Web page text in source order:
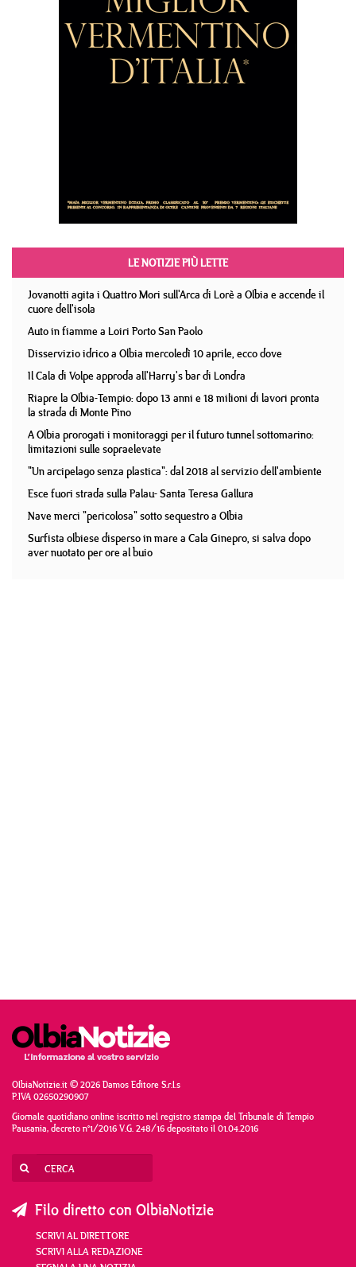
LE NOTIZIE PIÙ LETTE
Jovanotti agita i Quattro Mori sull'Arca di Lorè a Olbia e accende il
cuore dell'isola
Auto in fiamme a Loiri Porto San Paolo
Disservizio idrico a Olbia mercoledì 10 aprile, ecco dove
Il Cala di Volpe approda all'Harry's bar di Londra
Riapre la Olbia-Tempio: dopo 13 anni e 18 milioni di lavori pronta
la strada di Monte Pino
A Olbia prorogati i monitoraggi per il futuro tunnel sottomarino:
limitazioni sulle sopraelevate
"Un arcipelago senza plastica": dal 2018 al servizio dell'ambiente
Esce fuori strada sulla Palau- Santa Teresa Gallura
Nave merci "pericolosa" sotto sequestro a Olbia
Surfista olbiese disperso in mare a Cala Ginepro, si salva dopo
aver nuotato per ore al buio
OlbiaNotizie.it © 2026 Damos Editore S.r.l.s
P.IVA 02650290907
Giornale quotidiano online iscritto nel registro stampa del Tribunale di Tempio
Pausania, decreto n°1/2016 V.G. 248/16 depositato il 01.04.2016
Filo diretto con OlbiaNotizie
SCRIVI AL DIRETTORE
SCRIVI ALLA REDAZIONE